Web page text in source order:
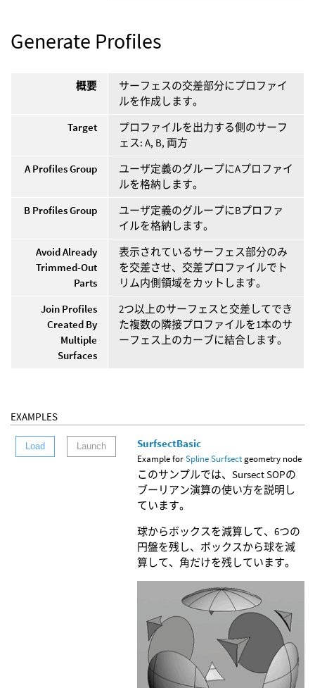
Generate Profiles
概要
サーフェスの交差部分にプロファイ
ルを作成します。
Target
プロファイルを出力する側のサーフ
ェス: A, B, 両方
A Profiles Group
ユーザ定義のグループにAプロファイ
ルを格納します。
B Profiles Group
ユーザ定義のグループにBプロファ
イルを格納します。
Avoid Already
Trimmed-Out
Parts
表示されているサーフェス部分のみ
を交差させ、交差プロファイルでト
リム内側領域をカットします。
Join Profiles
Created By
Multiple
Surfaces
2つ以上のサーフェスと交差してでき
た複数の隣接プロファイルを1本のサ
ーフェス上のカーブに結合します。
EXAMPLES
Load Launch SurfsectBasic
Example forSpline Surfsectgeometry node
このサンプルでは、Sursect SOPの
ブーリアン演算の使い方を説明し
ています。
球からボックスを減算して、6つの
円盤を残し、ボックスから球を減
算して、角だけを残しています。